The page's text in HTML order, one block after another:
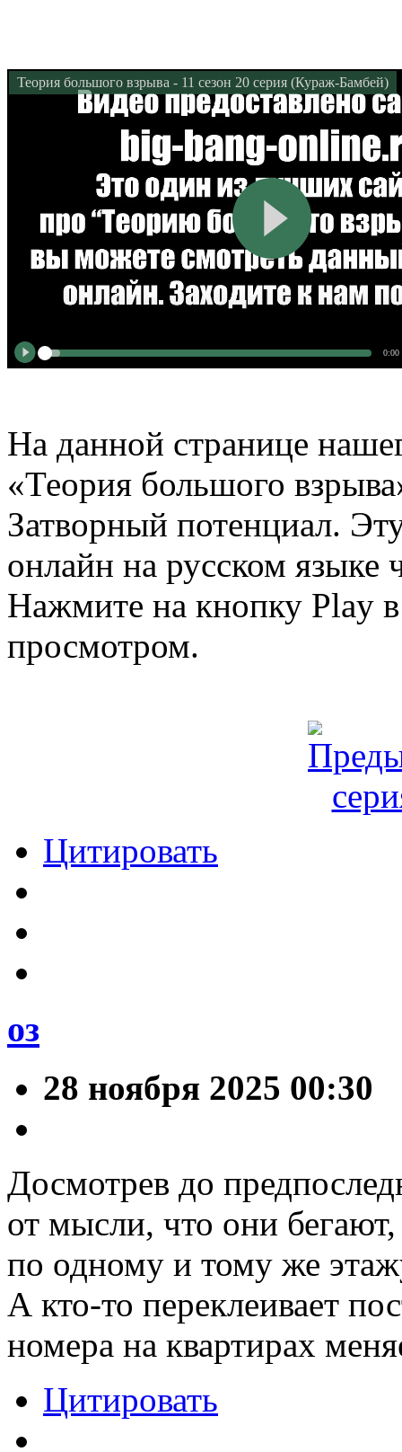
Теория большого взрыва - 11 сезон 20 серия (Кураж-Бамбей)
0:00
На данной странице
«Теория большого
Затворный потенциал.
онлайн на русском языке
Нажмите на кнопку Play
просмотром.
Цитировать
оз
28 ноября 2025 00:30
Досмотрев до
от мысли, что они
по одному и тому же
А кто-то переклеивает
номера на квартирах
Цитировать